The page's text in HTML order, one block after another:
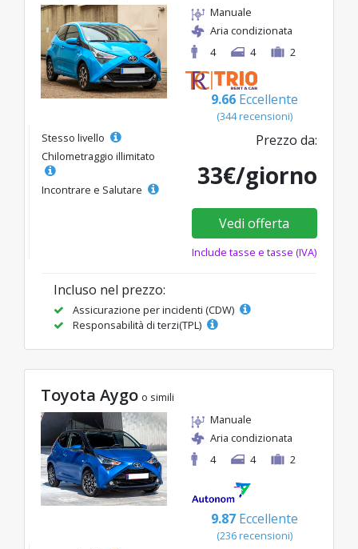
Manuale
Aria condizionata
4
4 2
9.66 Eccellente
(344 recensioni)
Stesso livello
Chilometraggio illimitato
Incontrare e Salutare
Prezzo da:
33€/giorno
Vedi offerta
Include tasse e tasse (IVA)
Incluso nel prezzo:
Assicurazione per incidenti (CDW)
Responsabilità di terzi(TPL)
Toyota Aygo o simili
Manuale
Aria condizionata
4
4 2
9.87 Eccellente
(236 recensioni)